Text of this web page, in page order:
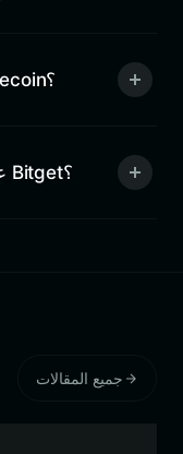
كيف أحصل على عنوان محفظة Dogecoin؟
هل يمكنني تخزين Doge على محفظة Bitget؟
جميع المقالات